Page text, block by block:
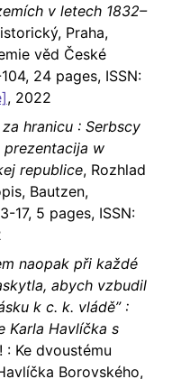
v letech 1832–
Praha,
věd České
24 pages, ISSN:
, 2022
za hranicu : Serbscy
prezentacija w
republice, Rozhlad
Bautzen,
17, 5 pages, ISSN:
naopak při každé
abych vzbudil
k c. k. vládě” :
Karla Havlíčka s
: Ke dvoustému
Borovského,